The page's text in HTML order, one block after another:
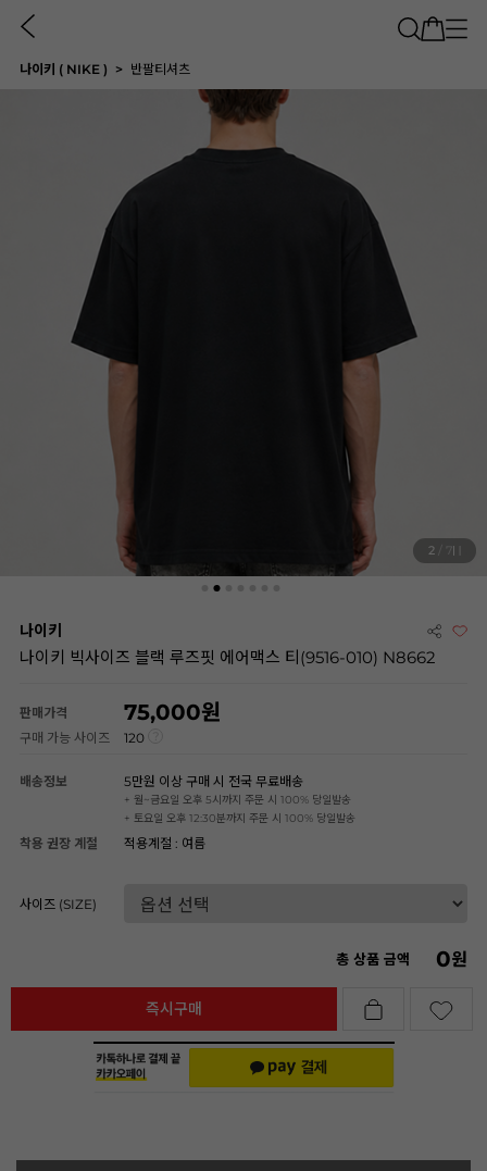
나이키 ( NIKE ) 반팔티셔츠
2 / 7
나이키
나이키 빅사이즈 블랙 루즈핏 에어맥스 티(9516-010) N8662
판매가격 75,000
구매 가능 사이즈 120
배송정보 5만원 이상 구매 시 전국 무료배송
+ 월~금요일 오후 5시까지 주문 시 100% 당일발송
+ 토요일 오후 12:30분까지 주문 시 100% 당일발송
착용 권장 계절 적용계절 : 여름
사이즈 (SIZE)
총 상품 금액 0원
즉시구매